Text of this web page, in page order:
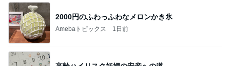
2000円のふわっふわなメロンかき氷
Amebaトピックス 1日前